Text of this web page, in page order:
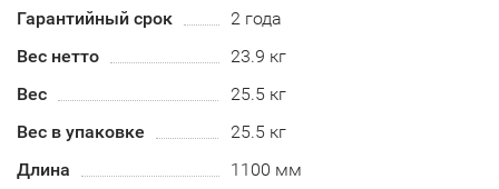
Гарантийный срок
2 года
Вес нетто
23.9 кг
Вес
25.5 кг
Вес в упаковке
25.5 кг
Длина
1100 мм